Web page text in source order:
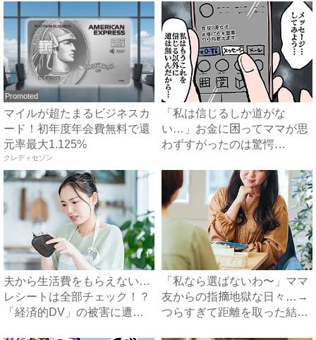
Promoted
マイルが超たまるビジネスカ
ード！初年度年会費無料で還
元率最大1.125%
クレディセゾン
「私は信じるしか道がな
い…」お金に困ってママが思
わずすがったのは驚愕
夫から生活費をもらえない…
レシートは全部チェック！？
「経済的DV」の被害に遭っ
「私なら選ばないわ〜」ママ
友からの指摘地獄な日々…→
つらすぎて距離を取った結